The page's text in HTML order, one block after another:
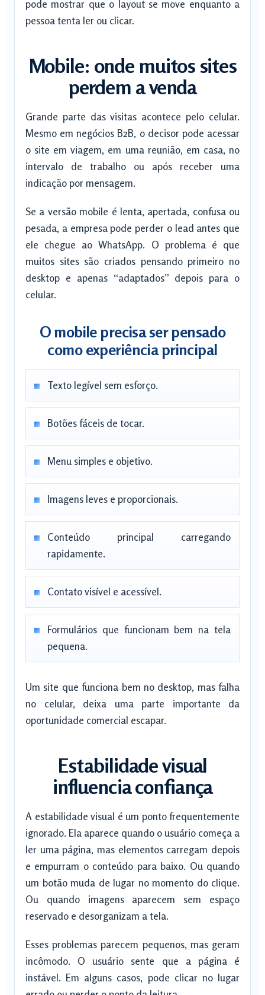
pode mostrar que o layout se move enquanto a
pessoa tenta ler ou clicar.
Mobile: onde muitos sites
perdem a venda
Grande parte das visitas acontece pelo celular.
Mesmo em negócios B2B, o decisor pode acessar
o site em viagem, em uma reunião, em casa, no
intervalo de trabalho ou após receber uma
indicação por mensagem.
Se a versão mobile é lenta, apertada, confusa ou
pesada, a empresa pode perder o lead antes que
ele chegue ao WhatsApp. O problema é que
muitos sites são criados pensando primeiro no
desktop e apenas “adaptados” depois para o
celular.
O mobile precisa ser pensado
como experiência principal
Texto legível sem esforço.
Botões fáceis de tocar.
Menu simples e objetivo.
Imagens leves e proporcionais.
Conteúdo principal carregando
rapidamente.
Contato visível e acessível.
Formulários que funcionam bem na tela
pequena.
Um site que funciona bem no desktop, mas falha
no celular, deixa uma parte importante da
oportunidade comercial escapar.
Estabilidade visual
influencia confiança
A estabilidade visual é um ponto frequentemente
ignorado. Ela aparece quando o usuário começa a
ler uma página, mas elementos carregam depois
e empurram o conteúdo para baixo. Ou quando
um botão muda de lugar no momento do clique.
Ou quando imagens aparecem sem espaço
reservado e desorganizam a tela.
Esses problemas parecem pequenos, mas geram
incômodo. O usuário sente que a página é
instável. Em alguns casos, pode clicar no lugar